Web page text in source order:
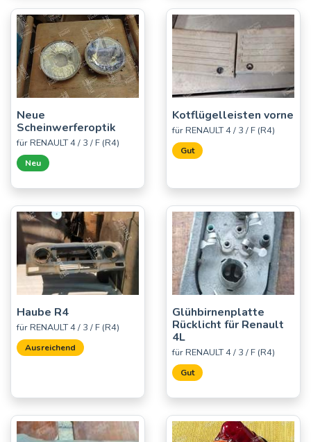
Neue
Scheinwerferoptik
für RENAULT 4 / 3 / F (R4)
Neu
Kotflügelleisten vorne
für RENAULT 4 / 3 / F (R4)
Gut
Haube R4
für RENAULT 4 / 3 / F (R4)
Ausreichend
Glühbirnenplatte
Rücklicht für Renault
4L
für RENAULT 4 / 3 / F (R4)
Gut